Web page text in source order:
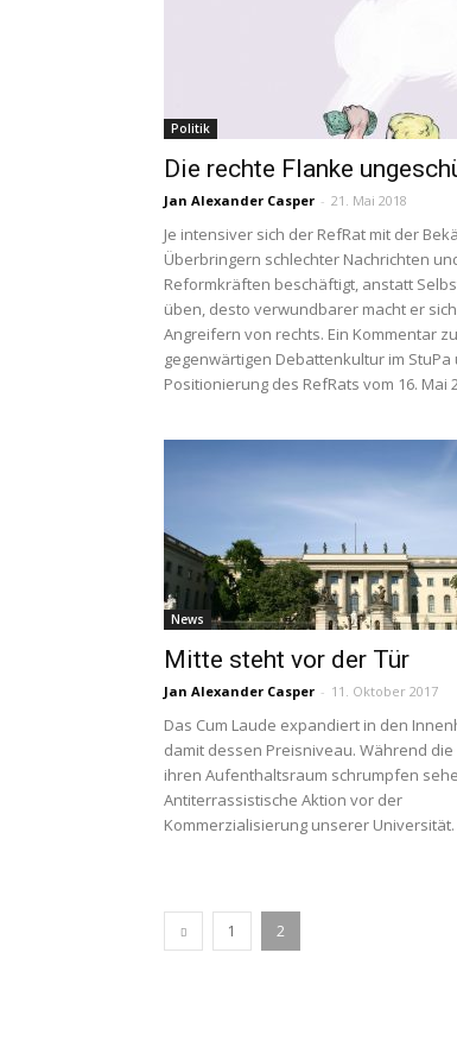
Politik
Die rechte Flanke
Jan Alexander Casper - 21. Mai 2018
Je intensiver sich der RefRat mit der
Überbringern schlechter Nachrichten
Reformkräften beschäftigt, anstatt
üben, desto verwundbarer macht er
Angreifern von rechts. Ein Kommentar
gegenwärtigen Debattenkultur im StuPa
Positionierung des RefRats vom 16. Mai
News
Mitte steht vor der Tür
Jan Alexander Casper - 11. Oktober 2017
Das Cum Laude expandiert in den
damit dessen Preisniveau. Während
ihren Aufenthaltsraum schrumpfen
Antiterrassistische Aktion vor der
Kommerzialisierung unserer Universität.
1 2